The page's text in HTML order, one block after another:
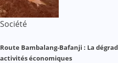
Société
Route Bambalang-Bafanji : La
activités économiques